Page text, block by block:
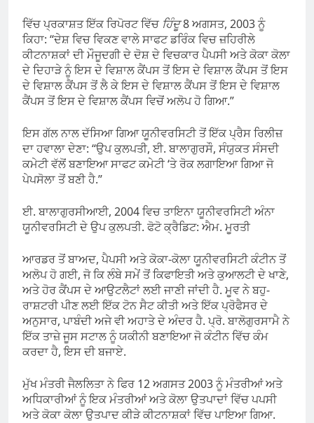
ਵਿੱਚ ਪ੍ਰਕਾਸ਼ਤ ਇੱਕ ਰਿਪੋਰਟ ਵਿੱਚ ਹਿੰਦੂ8 ਅਗਸਤ, 2003 ਨੂੰ
ਕਿਹਾ: “ਦੇਸ਼ ਵਿਚ ਵਿਕਣ ਵਾਲੇ ਸਾਫਟ ਡਰਿੰਕ ਵਿਚ ਜ਼ਹਿਰੀਲੇ
ਕੀਟਨਾਸ਼ਕਾਂ ਦੀ ਮੌਜੂਦਗੀ ਦੇ ਦੋਸ਼ ਦੇ ਵਿਚਕਾਰ ਪੈਪਸੀ ਅਤੇ ਕੋਕਾ ਕੋਲਾ
ਦੇ ਦਿਹਾੜੇ ਨੂੰ ਇਸ ਦੇ ਵਿਸ਼ਾਲ ਕੈਂਪਸ ਤੋਂ ਇਸ ਦੇ ਵਿਸ਼ਾਲ ਕੈਂਪਸ ਤੋਂ ਇਸ
ਦੇ ਵਿਸ਼ਾਲ ਕੈਂਪਸ ਤੋਂ ਲੈ ਕੇ ਇਸ ਦੇ ਵਿਸ਼ਾਲ ਕੈਂਪਸ ਤੋਂ ਇਸ ਦੇ ਵਿਸ਼ਾਲ
ਕੈਂਪਸ ਤੋਂ ਇਸ ਦੇ ਵਿਸ਼ਾਲ ਕੈਂਪਸ ਵਿਚੋਂ ਅਲੋਪ ਹੋ ਗਿਆ.”
ਇਸ ਗੱਲ ਨਾਲ ਦੱਸਿਆ ਗਿਆ ਯੂਨੀਵਰਸਿਟੀ ਤੋਂ ਇੱਕ ਪ੍ਰੈਸ ਰਿਲੀਜ਼
ਦਾ ਹਵਾਲਾ ਦੇਣਾ: “ਉਪ ਕੁਲਪਤੀ, ਈ. ਬਾਲਾਗੁਰਸੌ, ਸੰਯੁਕਤ ਸੰਸਦੀ
ਕਮੇਟੀ ਵੱਲੋਂ ਬਣਾਇਆ ਸਾਫਟ ਕਮੇਟੀ ‘ਤੇ ਰੋਕ ਲਗਾਇਆ ਗਿਆ ਜੋ
ਪੇਪਸੋਲਾ ਤੋਂ ਬਣੀ ਹੈ.”
ਈ. ਬਾਲਾਗੁਰਸੀਆਈ, 2004 ਵਿਚ ਤਾਇਨਾ ਯੂਨੀਵਰਸਿਟੀ ਅੰਨਾ
ਯੂਨੀਵਰਸਿਟੀ ਦੇ ਉਪ ਕੁਲਪਤੀ. ਫੋਟੋ ਕ੍ਰੈਡਿਟ: ਐਮ. ਮੂਰਤੀ
ਆਰਡਰ ਤੋਂ ਬਾਅਦ, ਪੈਪਸੀ ਅਤੇ ਕੋਕਾ-ਕੋਲਾ ਯੂਨੀਵਰਸਿਟੀ ਕੰਟੀਨ ਤੋਂ
ਅਲੋਪ ਹੋ ਗਈ, ਜੋ ਕਿ ਲੰਬੇ ਸਮੇਂ ਤੋਂ ਕਿਫਾਇਤੀ ਅਤੇ ਕੁਆਲਟੀ ਦੇ ਖਾਣੇ,
ਅਤੇ ਹੋਰ ਕੈਂਪਸ ਦੇ ਆਉਟਲੈਟਾਂ ਲਈ ਜਾਣੀ ਜਾਂਦੀ ਹੈ. ਮੂਵ ਨੇ ਬਹੁ-
ਰਾਸ਼ਟਰੀ ਪੀਣ ਲਈ ਇੱਕ ਟੋਨ ਸੈਟ ਕੀਤੀ ਅਤੇ ਇੱਕ ਪ੍ਰੋਫੈਸਰ ਦੇ
ਅਨੁਸਾਰ, ਪਾਬੰਦੀ ਅਜੇ ਵੀ ਅਹਾਤੇ ਦੇ ਅੰਦਰ ਹੈ. ਪ੍ਰੋ. ਬਾਲੋਗੁਰਸਾਮੈ ਨੇ
ਇੱਕ ਤਾਜ਼ੇ ਜੂਸ ਸਟਾਲ ਨੂੰ ਯਕੀਨੀ ਬਣਾਇਆ ਜੋ ਕੰਟੀਨ ਵਿੱਚ ਕੰਮ
ਕਰਦਾ ਹੈ, ਇਸ ਦੀ ਬਜਾਏ.
ਮੁੱਖ ਮੰਤਰੀ ਜੈਲਲਿਤਾ ਨੇ ਫਿਰ 12 ਅਗਸਤ 2003 ਨੂੰ ਮੰਤਰੀਆਂ ਅਤੇ
ਅਧਿਕਾਰੀਆਂ ਨੂੰ ਇਕ ਮੰਤਰੀਆਂ ਅਤੇ ਕੋਲਾ ਉਤਪਾਦਾਂ ਵਿੱਚ ਪਪਸੀ
ਅਤੇ ਕੋਕਾ ਕੋਲਾ ਉਤਪਾਦ ਕੀੜੇ ਕੀਟਨਾਸ਼ਕਾਂ ਵਿੱਚ ਪਾਇਆ ਗਿਆ.